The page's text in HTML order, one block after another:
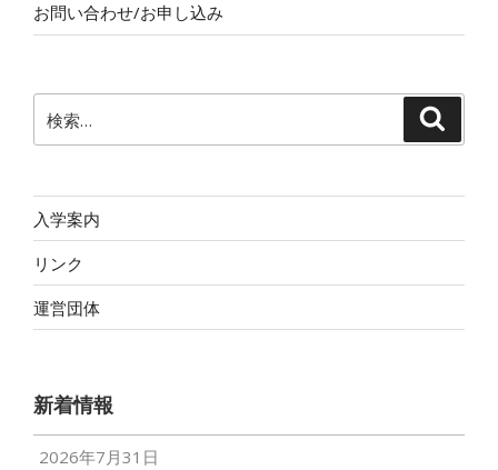
お問い合わせ/お申し込み
索:
入学案内
リンク
運営団体
新着情報
2026年7月31日